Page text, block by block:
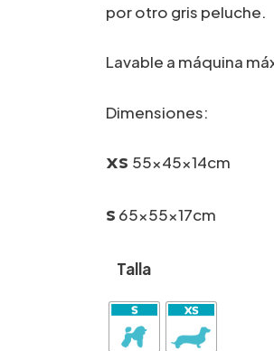
por otro gris peluche.
Lavable a máquina
Dimensiones:
XS 55x45x14cm
S 65x55x17cm
Talla